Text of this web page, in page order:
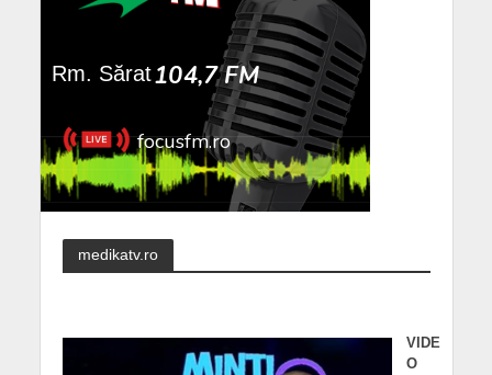
medikatv.ro
VIDE
O